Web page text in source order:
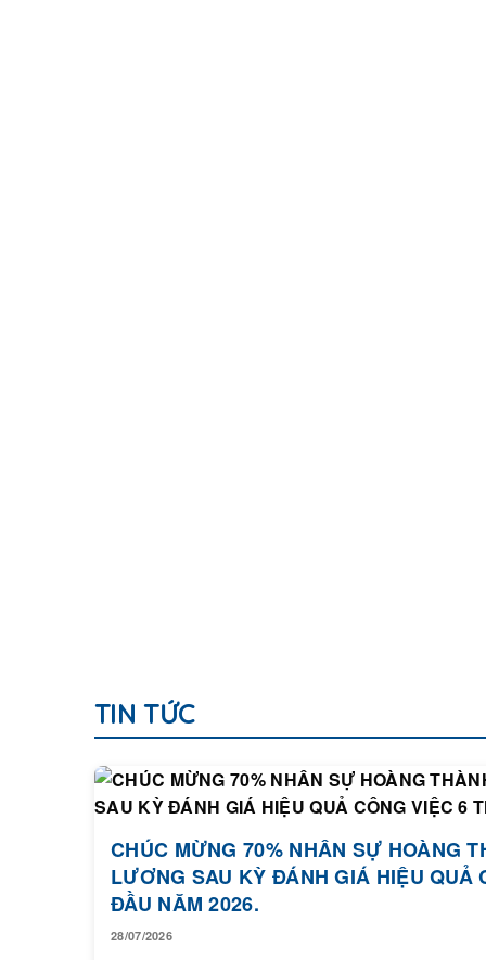
TIN TỨC
CHÚC MỪNG 70% NHÂN SỰ HOÀNG
LƯƠNG SAU KỲ ĐÁNH GIÁ HIỆU QUẢ
ĐẦU NĂM 2026.
28/07/2026